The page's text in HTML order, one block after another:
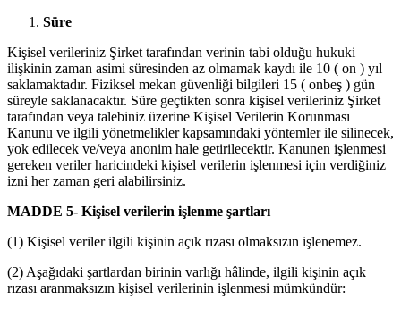
Süre
Kişisel verileriniz Şirket tarafından verinin tabi olduğu hukuki
ilişkinin zaman asimi süresinden az olmamak kaydı ile 10 ( on ) yıl
saklamaktadır. Fiziksel mekan güvenliği bilgileri 15 ( onbeş ) gün
süreyle saklanacaktır. Süre geçtikten sonra kişisel verileriniz Şirket
tarafından veya talebiniz üzerine Kişisel Verilerin Korunması
Kanunu ve ilgili yönetmelikler kapsamındaki yöntemler ile silinecek,
yok edilecek ve/veya anonim hale getirilecektir. Kanunen işlenmesi
gereken veriler haricindeki kişisel verilerin işlenmesi için verdiğiniz
izni her zaman geri alabilirsiniz.
MADDE 5- Kişisel verilerin işlenme şartları
(1) Kişisel veriler ilgili kişinin açık rızası olmaksızın işlenemez.
(2) Aşağıdaki şartlardan birinin varlığı hâlinde, ilgili kişinin açık
rızası aranmaksızın kişisel verilerinin işlenmesi mümkündür: